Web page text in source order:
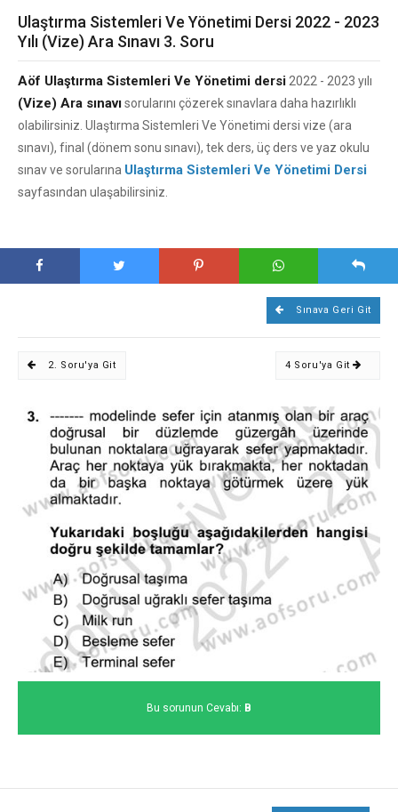
Ulaştırma Sistemleri Ve Yönetimi Dersi 2022 - 2023
Yılı (Vize) Ara Sınavı 3. Soru
Aöf Ulaştırma Sistemleri Ve Yönetimi dersi 2022 - 2023 yılı
(Vize) Ara sınavısorularını çözerek sınavlara daha hazırlıklı
olabilirsiniz. Ulaştırma Sistemleri Ve Yönetimi dersi vize (ara
sınavı), final (dönem sonu sınavı), tek ders, üç ders ve yaz okulu
sınav ve sorularına Ulaştırma Sistemleri Ve Yönetimi Dersi
sayfasından ulaşabilirsiniz.
Sınava Geri Git
2. Soru'ya Git 4 Soru'ya Git
Bu sorunun Cevabı: B